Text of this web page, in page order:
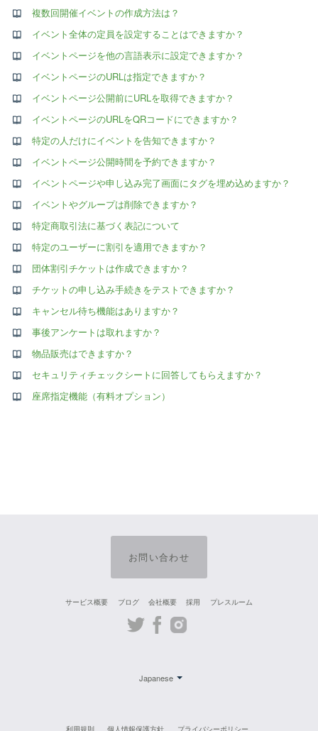
複数回開催イベントの作成方法は？
イベント全体の定員を設定することはできますか？
イベントページを他の言語表示に設定できますか？
イベントページのURLは指定できますか？
イベントページ公開前にURLを取得できますか？
イベントページのURLをQRコードにできますか？
特定の人だけにイベントを告知できますか？
イベントページ公開時間を予約できますか？
イベントページや申し込み完了画面にタグを埋め込めますか？
イベントやグループは削除できますか？
特定商取引法に基づく表記について
特定のユーザーに割引を適用できますか？
団体割引チケットは作成できますか？
チケットの申し込み手続きをテストできますか？
キャンセル待ち機能はありますか？
事後アンケートは取れますか？
物品販売はできますか？
セキュリティチェックシートに回答してもらえますか？
座席指定機能（有料オプション）
お問い合わせ
サービス概要 ブログ 会社概要 採用 プレスルーム
TwitterFacebookInstagram
Japanese
利用規則 個人情報保護方針 プライバシーポリシー